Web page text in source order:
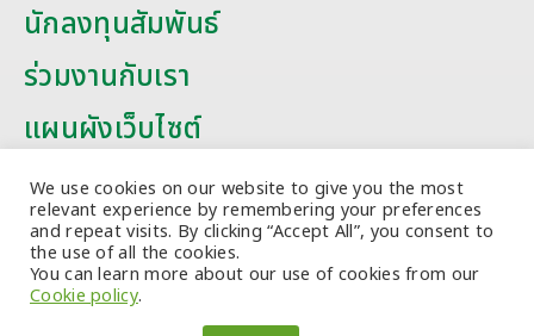
นักลงทุนสัมพันธ์
ร่วมงานกับเรา
แผนผังเว็บไซต์
บทความ
We use cookies on our website to give you the most
relevant experience by remembering your preferences
and repeat visits. By clicking “Accept All”, you consent to
the use of all the cookies.
You can learn more about our use of cookies from our
Cookie policy.